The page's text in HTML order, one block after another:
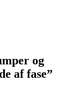
og
af fase”